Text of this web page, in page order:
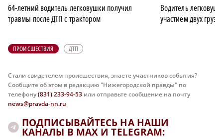
64-летний водитель легковушки получил
травмы после ДТП с трактором
Водитель
участием двух
ПРОИСШЕСТВИЯ ДТП
Стали свидетелем происшествия, знаете участников события?
Сообщите об этом в редакцию "Нижегородской правды" по
телефону(831) 233-94-53 или отправьте сообщение на почту
news@pravda-nn.ru
ПОДПИСЫВАЙТЕСЬ НА НАШИ
КАНАЛЫ В MAX И TELEGRAM: